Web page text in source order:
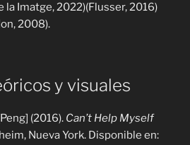
la Imatge, 2022)(Flusser, 2016)
2008).
y visuales
(2016). Can’t Help Myself
Nueva York. Disponible en: